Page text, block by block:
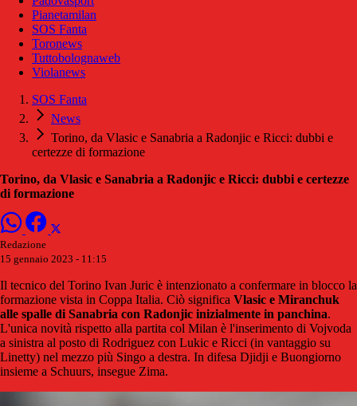
Pianetamilan
SOS Fanta
Toronews
Tuttobolognaweb
Violanews
SOS Fanta
News
Torino, da Vlasic e Sanabria a Radonjic e Ricci: dubbi e
certezze di formazione
Torino, da Vlasic e Sanabria a Radonjic e Ricci: dubbi e certezze
di formazione
Redazione
15 gennaio 2023 - 11:15
Il tecnico del Torino Ivan Juric è intenzionato a confermare in blocco la
formazione vista in Coppa Italia. Ciò significa Vlasic e Miranchuk
alle spalle di Sanabria con Radonjic inizialmente in panchina.
L'unica novità rispetto alla partita col Milan è l'inserimento di Vojvoda
a sinistra al posto di Rodriguez con Lukic e Ricci (in vantaggio su
Linetty) nel mezzo più Singo a destra. In difesa Djidji e Buongiorno
insieme a Schuurs, insegue Zima.